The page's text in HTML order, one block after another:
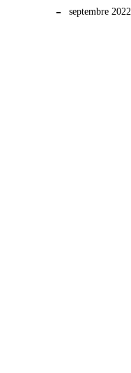
septembre 2022